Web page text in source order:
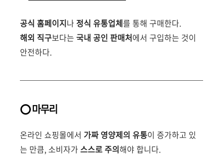
공식 홈페이지나 정식 유통업체를 통해 구매한다.
해외 직구보다는 국내 공인 판매처에서 구입하는 것이
안전하다.
⭕️ 마무리
온라인 쇼핑몰에서 가짜 영양제의 유통이 증가하고 있
는 만큼, 소비자가스스로 주의해야 합니다.